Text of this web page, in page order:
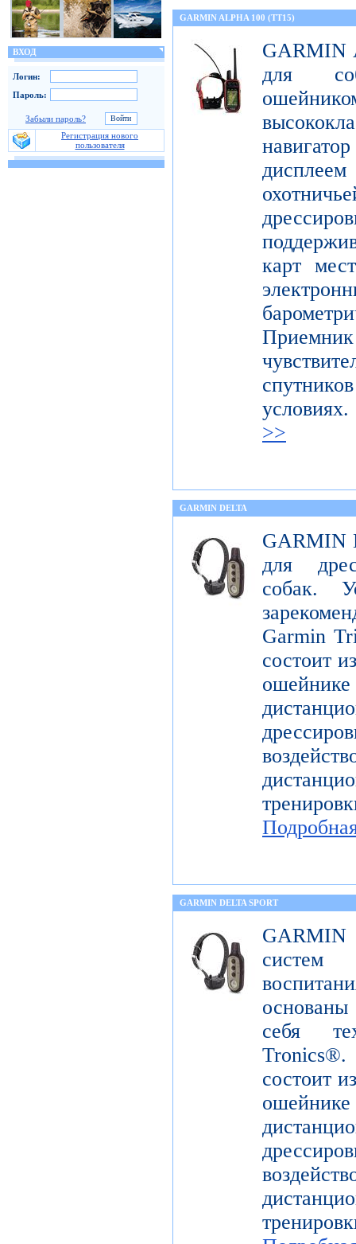
ВХОД
Логин:
Пароль:
Забыли пароль?
Регистрация нового
пользователя
GARMIN ALPHA 100 (TT15)
GARMIN
для
карт
>>
GARMIN DELTA
GARMIN
для
собак.
Garmin
состоит
GARMIN DELTA SPORT
GARMIN
себя
состоит